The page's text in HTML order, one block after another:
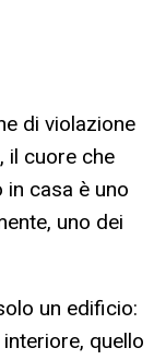
di violazione
il cuore che
casa è uno
uno dei
un edificio:
quello